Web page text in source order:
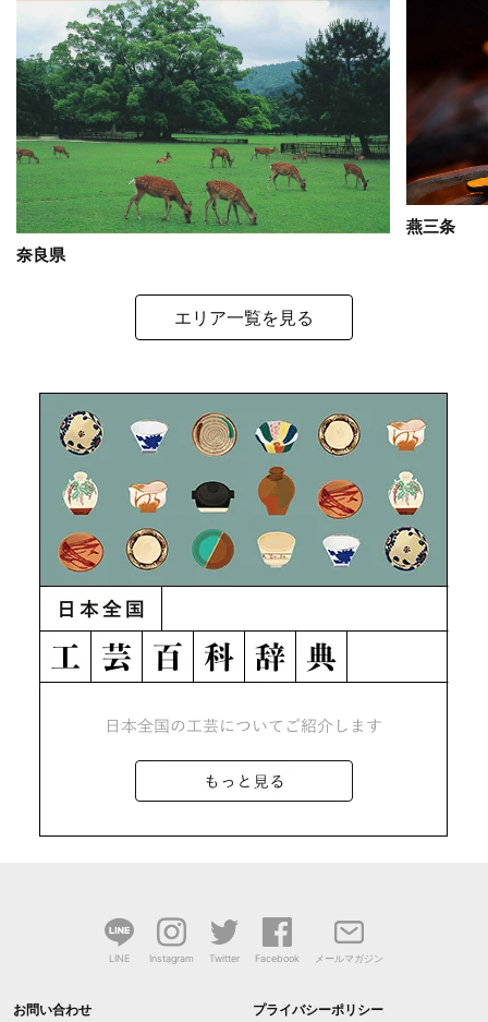
奈良県
燕三条
エリア一覧を見る
LINE Instagram Twitter Facebook メールマガジン
お問い合わせ プライバシーポリシー